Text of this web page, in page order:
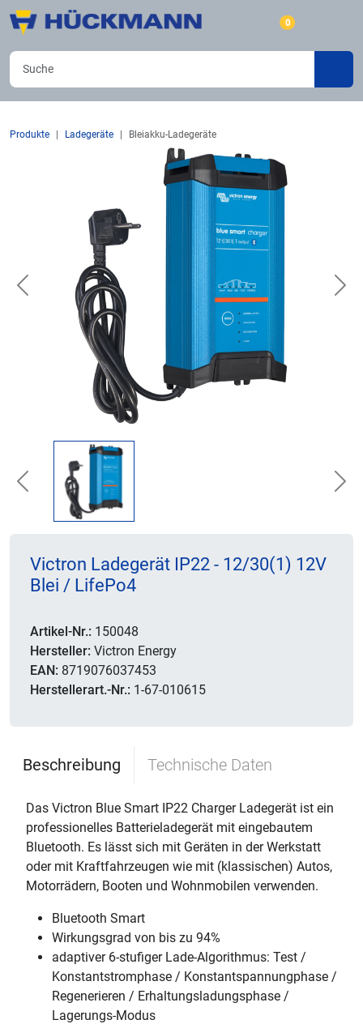
0
Produkte Ladegeräte Bleiakku-Ladegeräte
Previous
Previous
Victron Ladegerät IP22 - 12/30(1) 12V
Blei / LifePo4
Artikel-Nr.: 150048
Hersteller: Victron Energy
EAN: 8719076037453
Herstellerart.-Nr.: 1-67-010615
Beschreibung Technische Daten
Das Victron Blue Smart IP22 Charger Ladegerät ist ein
professionelles Batterieladegerät mit eingebautem
Bluetooth. Es lässt sich mit Geräten in der Werkstatt
oder mit Kraftfahrzeugen wie mit (klassischen) Autos,
Motorrädern, Booten und Wohnmobilen verwenden.
Bluetooth Smart
Wirkungsgrad von bis zu 94%
adaptiver 6-stufiger Lade-Algorithmus: Test /
Konstantstromphase / Konstantspannungphase /
Regenerieren / Erhaltungsladungsphase /
Lagerungs-Modus